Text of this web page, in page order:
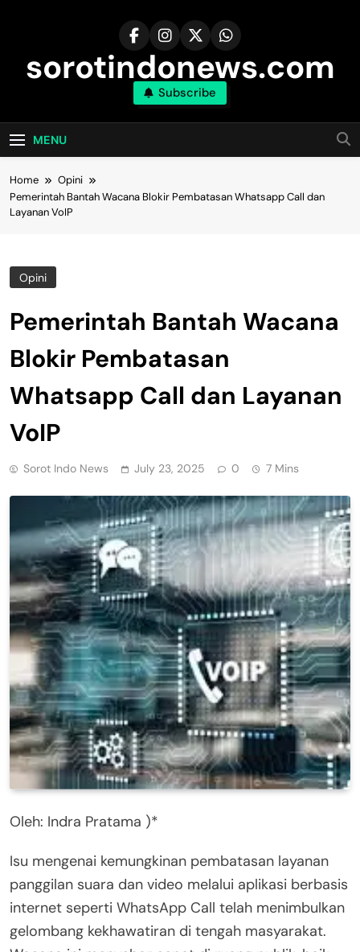
sorotindonews.com
Subscribe
MENU
Home
Opini
Pemerintah Bantah Wacana Blokir Pembatasan Whatsapp Call dan
Layanan VoIP
Opini
Pemerintah Bantah Wacana
Blokir Pembatasan
Whatsapp Call dan Layanan
VoIP
Sorot Indo News July 23, 2025 0 7 Mins
Oleh: Indra Pratama )*
Isu mengenai kemungkinan pembatasan layanan
panggilan suara dan video melalui aplikasi berbasis
internet seperti WhatsApp Call telah menimbulkan
gelombang kekhawatiran di tengah masyarakat.